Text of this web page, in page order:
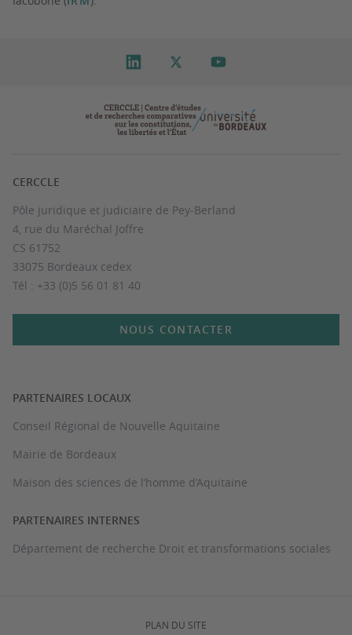
CERCCLE
Pôle juridique et judiciaire de Pey-Berland
4, rue du Maréchal Joffre
CS 61752
33075 Bordeaux cedex
Tél : +33 (0)5 56 01 81 40
NOUS CONTACTER
PARTENAIRES LOCAUX
Conseil Régional de Nouvelle Aquitaine
Mairie de Bordeaux
Maison des sciences de l’homme d’Aquitaine
PARTENAIRES INTERNES
Département de recherche Droit et transformations sociales
PLAN DU SITE